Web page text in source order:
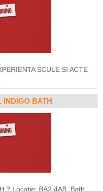
SCULE SI ACTE
INDIGO BATH
? Locație: BA2 4AB, Bath